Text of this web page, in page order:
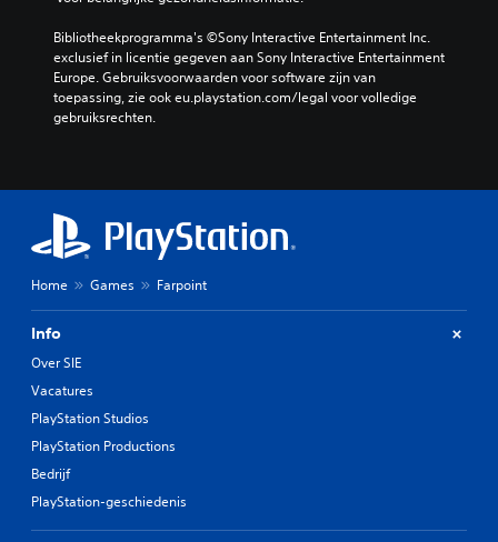
Bibliotheekprogramma's ©Sony Interactive Entertainment Inc.
exclusief in licentie gegeven aan Sony Interactive Entertainment
Europe. Gebruiksvoorwaarden voor software zijn van
toepassing, zie ook eu.playstation.com/legal voor volledige
gebruiksrechten.
Home Games Farpoint
Info
Over SIE
Vacatures
PlayStation Studios
PlayStation Productions
Bedrijf
PlayStation-geschiedenis